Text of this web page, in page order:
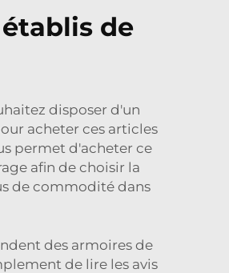
de
disposer d'un
acheter ces articles
permet d'acheter ce
afin de choisir la
de commodité dans
des armoires de
de lire les avis